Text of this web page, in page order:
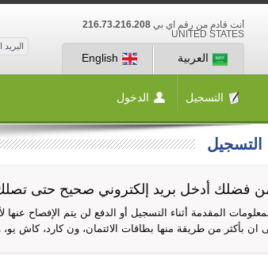
أنت قادم من رقم آي بي 216.73.216.208
UNITED STATES
English العربية
الدخول التسجيل
التسجيل
فضلك أدخل بريد إلكتروني صحيح حتى تصلك
المقدمة أثناء التسجيل أو الدفع لن يتم الإفصاح
ان بأكثر من طريقة منها بطاقات الائتمان، ون كارد، كاش